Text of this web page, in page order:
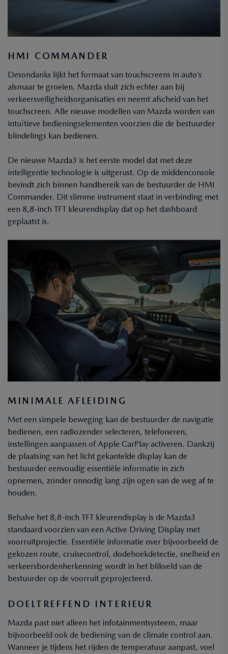
HMI COMMANDER
Desondanks lijkt het formaat van touchscreens in auto’s
alsmaar te groeien. Mazda sluit zich echter aan bij
verkeersveiligheidsorganisaties en neemt afscheid van het
touchscreen. Alle nieuwe modellen van Mazda worden van
intuïtieve bedieningselementen voorzien die de bestuurder
blindelings kan bedienen.
De nieuwe Mazda3 is het eerste model dat met deze
intelligentie technologie is uitgerust. Op de middenconsole
bevindt zich binnen handbereik van de bestuurder de HMI
Commander. Dit slimme instrument staat in verbinding met
een 8,8-inch TFT kleurendisplay dat op het dashboard
geplaatst is.
MINIMALE AFLEIDING
Met een simpele beweging kan de bestuurder de navigatie
bedienen, een radiozender selecteren, telefoneren,
instellingen aanpassen of Apple CarPlay activeren. Dankzij
de plaatsing van het licht gekantelde display kan de
bestuurder eenvoudig essentiële informatie in zich
opnemen, zonder onnodig lang zijn ogen van de weg af te
houden.
Behalve het 8,8-inch TFT kleurendisplay is de Mazda3
standaard voorzien van een Active Driving Display met
voorruitprojectie. Essentiële informatie over bijvoorbeeld de
gekozen route, cruisecontrol, dodehoekdetectie, snelheid en
verkeersbordenherkenning wordt in het blikveld van de
bestuurder op de voorruit geprojecteerd.
DOELTREFFEND INTERIEUR
Mazda past niet alleen het infotainmentsysteem, maar
bijvoorbeeld ook de bediening van de climate control aan.
Wanneer je tijdens het rijden de temperatuur aanpast, voel